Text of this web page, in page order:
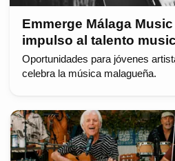
Emmerge Málaga
impulso al talento
Oportunidades para jóvenes
celebra la música malagueña.